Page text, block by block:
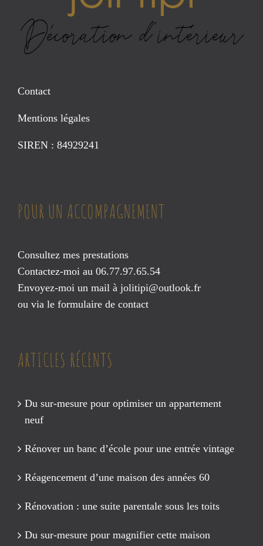
Contact
Mentions légales
SIREN : 84929241
POUR UN ACCOMPAGNEMENT
Consultez mes prestations
Contactez-moi au 06.77.97.65.54
Envoyez-moi un mail à jolitipi@outlook.fr
ou via le formulaire de contact
ARTICLES RÉCENTS
Du sur-mesure pour optimiser un appartement
neuf
Rénover un banc d’école pour une entrée vintage
Réagencement d’une maison des années 60
Rénovation : une suite parentale sous les toits
Du sur-mesure pour magnifier cette maison